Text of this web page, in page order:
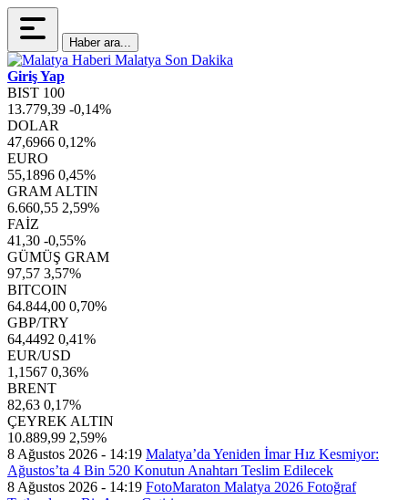
Haber ara...
Giriş Yap
BIST 100
13.779,39 -0,14%
DOLAR
47,6966 0,12%
EURO
55,1896 0,45%
GRAM ALTIN
6.660,55 2,59%
FAİZ
41,30 -0,55%
GÜMÜŞ GRAM
97,57 3,57%
BITCOIN
64.844,00 0,70%
GBP/TRY
64,4492 0,41%
EUR/USD
1,1567 0,36%
BRENT
82,63 0,17%
ÇEYREK ALTIN
10.889,99 2,59%
8 Ağustos 2026 - 14:19 Malatya’da Yeniden İmar Hız Kesmiyor:
Ağustos’ta 4 Bin 520 Konutun Anahtarı Teslim Edilecek
8 Ağustos 2026 - 14:19 FotoMaraton Malatya 2026 Fotoğraf